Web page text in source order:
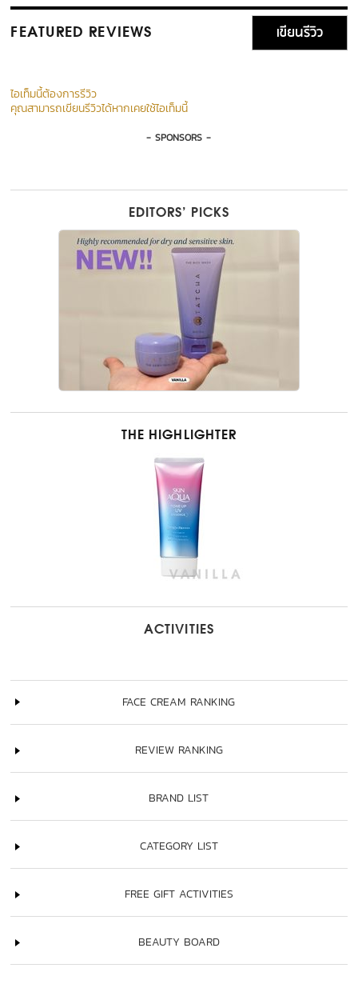
FEATURED REVIEWS เขียนรีวิว
ไอเท็มนี้ต้องการรีวิว
คุณสามารถเขียนรีวิวได้หากเคยใช้ไอเท็มนี้
- SPONSORS -
EDITORS’ PICKS
THE HIGHLIGHTER
ACTIVITIES
FACE CREAM RANKING
REVIEW RANKING
BRAND LIST
CATEGORY LIST
FREE GIFT ACTIVITIES
BEAUTY BOARD